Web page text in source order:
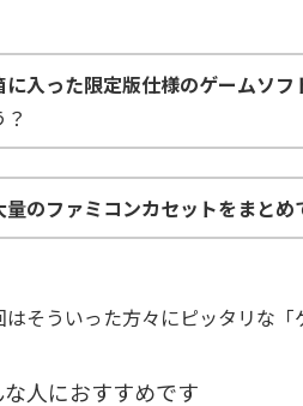
に入った限定版仕様のゲームソフ
？
量のファミコンカセットをまとめ
そういった方々にピッタリな
人におすすめです